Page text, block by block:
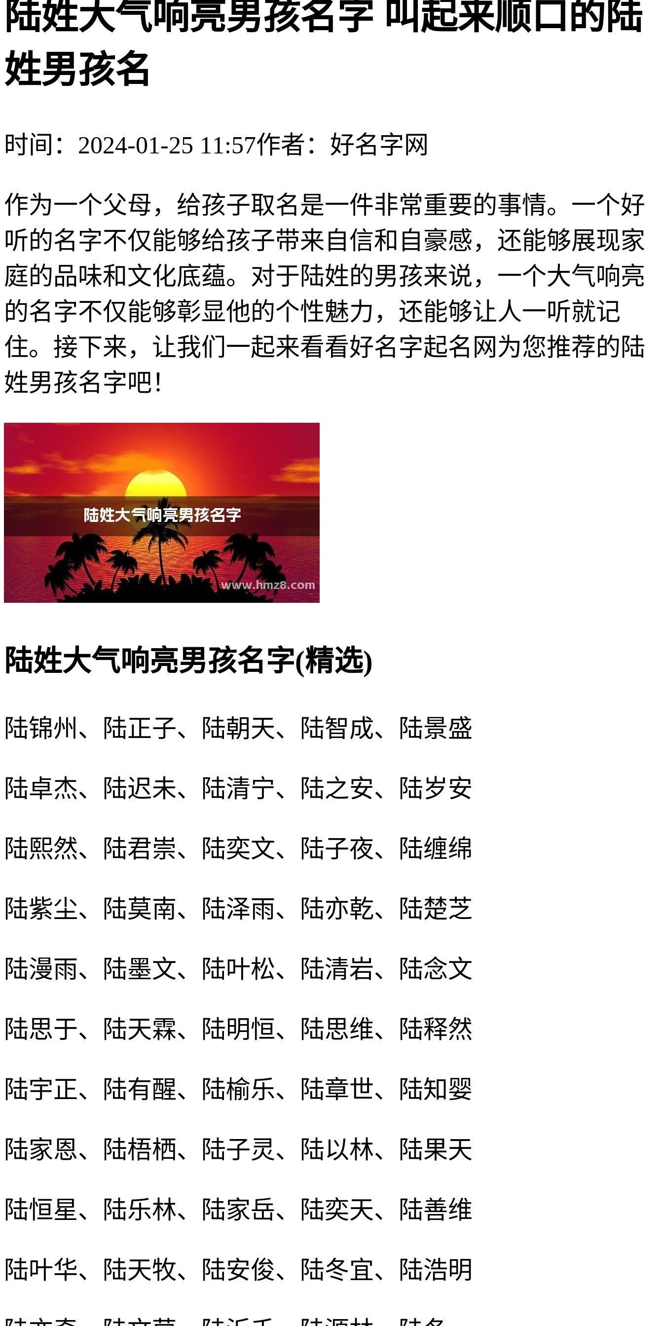
陆姓大气响亮男孩名字 叫起来顺口的陆
姓男孩名
时间：2024-01-25 11:57作者：好名字网
作为一个父母，给孩子取名是一件非常重要的事情。一个好
听的名字不仅能够给孩子带来自信和自豪感，还能够展现家
庭的品味和文化底蕴。对于陆姓的男孩来说，一个大气响亮
的名字不仅能够彰显他的个性魅力，还能够让人一听就记
住。接下来，让我们一起来看看好名字起名网为您推荐的陆
姓男孩名字吧！
陆姓大气响亮男孩名字(精选)
陆锦州、陆正子、陆朝天、陆智成、陆景盛
陆卓杰、陆迟未、陆清宁、陆之安、陆岁安
陆熙然、陆君崇、陆奕文、陆子夜、陆缠绵
陆紫尘、陆莫南、陆泽雨、陆亦乾、陆楚芝
陆漫雨、陆墨文、陆叶松、陆清岩、陆念文
陆思于、陆天霖、陆明恒、陆思维、陆释然
陆宇正、陆有醒、陆榆乐、陆章世、陆知婴
陆家恩、陆梧栖、陆子灵、陆以林、陆果天
陆恒星、陆乐林、陆家岳、陆奕天、陆善维
陆叶华、陆天牧、陆安俊、陆冬宜、陆浩明